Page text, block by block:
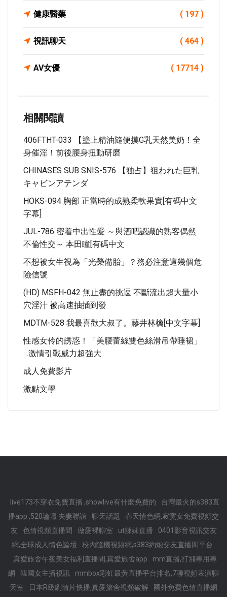
健康醫藥 ( 197 )
視訊聊天 ( 464 )
AV女優 ( 17714 )
相關閱讀
406FTHT-033 【塗上精油隨便摸G乳天然美奶！全
身催淫！前後腰身扭動研磨
CHINASES SUB SNIS-576 【独占】狙われた巨乳
キャビンアテンダ
HOKS-094 胸部 正當時的成熟柔軟果實[有碼中文
字幕]
JUL-786 密着中出性愛 ～與酒吧認識的熟客偶然
不倫性交～ 本田瞳[有碼中文
不想被女生視為「光榮備胎」？務必注意這幾個危
險信號
(HD) MSFH-042 無止盡的挑逗 不斷流出超大量小
穴淫汁 被高速抽插到發
MDTM-528 我最喜歡大叔了。藤井林檎[中文字幕]
性感女伶的誘惑！「美腰蕾絲雙色絲滑吊帶睡裙」
…激情引戰威力超強大
成人免費影片
激點文學
live173不穿衣免費直播 ,showlive有什麼免費的
台灣最火的s383直
播app ,520論壇 夫妻聯誼
聊天話題
春天情色網,寂寞女免費視頻交
友
色情視頻直播間 做愛裸聊室 ut辣妹直播
0401影音視訊交友
網,全球成人情色論壇
校內隨機視頻網,s383約炮交友直播間平台
真愛旅舍午夜美女福利直播間,真愛旅舍app
mm直播,打飛專用專
網
韓國女主播視訊
mmbox彩虹最黃直播平台排名,7聊視頻表演聊
天室
日本R級劇情片快播,真愛旅舍視頻破解
國外免費色情直播網